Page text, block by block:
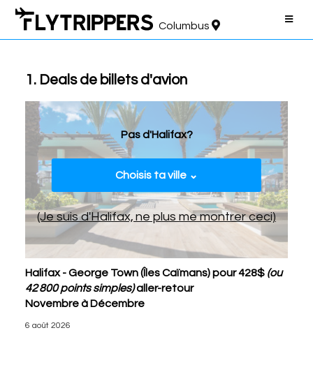
Columbus
1. Deals de billets d'avion
Pas d'Halifax?
Choisis ta ville ⌄
(Je suis d'Halifax, ne plus me montrer ceci)
Halifax - George Town (Îles Caïmans) pour 428$ (ou
42 800 points simples)aller-retour
Novembre à Décembre
6 août 2026